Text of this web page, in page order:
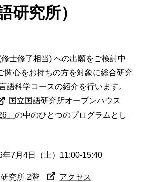
研究所）
士修了相当) への出願をご検討中
関心をお持ちの方を対象に総合研究
語科学コースの紹介を行います。
国立国語研究所オープンハウス
」 の中のひとつのプログラムとし
年7月4日（土）11:00-15:40
研究所 2階 アクセス